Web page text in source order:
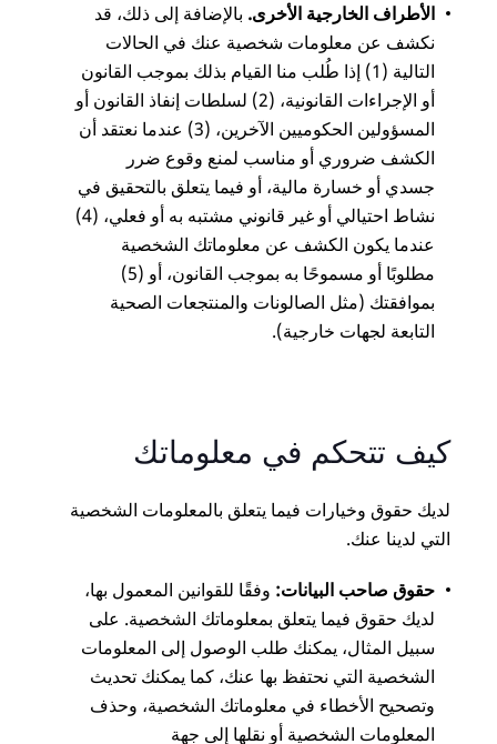
الأطراف الخارجية الأخرى. بالإضافة إلى ذلك، قد
نكشف عن معلومات شخصية عنك في الحالات
التالية (1) إذا طُلب منا القيام بذلك بموجب القانون
أو الإجراءات القانونية، (2) لسلطات إنفاذ القانون أو
المسؤولين الحكوميين الآخرين، (3) عندما نعتقد أن
الكشف ضروري أو مناسب لمنع وقوع ضرر
جسدي أو خسارة مالية، أو فيما يتعلق بالتحقيق في
نشاط احتيالي أو غير قانوني مشتبه به أو فعلي، (4)
عندما يكون الكشف عن معلوماتك الشخصية
مطلوبًا أو مسموحًا به بموجب القانون، أو (5)
بموافقتك (مثل الصالونات والمنتجعات الصحية
التابعة لجهات خارجية).
كيف تتحكم في معلوماتك
لديك حقوق وخيارات فيما يتعلق بالمعلومات الشخصية
التي لدينا عنك.
حقوق صاحب البيانات: وفقًا للقوانين المعمول بها،
لديك حقوق فيما يتعلق بمعلوماتك الشخصية. على
سبيل المثال، يمكنك طلب الوصول إلى المعلومات
الشخصية التي نحتفظ بها عنك، كما يمكنك تحديث
وتصحيح الأخطاء في معلوماتك الشخصية، وحذف
المعلومات الشخصية أو نقلها إلى جهة